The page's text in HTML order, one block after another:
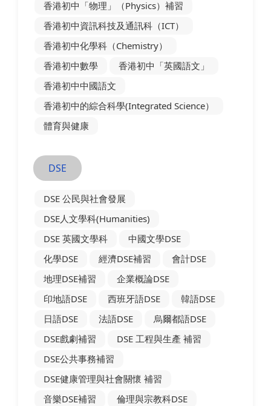
香港初中「物理」（Physics）補習
香港初中資訊科技及通訊科（ICT）
香港初中化學科（Chemistry）
香港初中數學
香港初中「英國語文」
香港初中中國語文
香港初中的綜合科學(Integrated Science）
體育與健康
DSE
DSE 公民與社會發展
DSE人文學科(Humanities)
DSE 英國文學科
中國文學DSE
化學DSE
經濟DSE補習
會計DSE
地理DSE補習
企業概論DSE
印地語DSE
西班牙語DSE
韓語DSE
日語DSE
法語DSE
烏爾都語DSE
DSE戲劇補習
DSE 工程與生產 補習
DSE公共事務補習
DSE健康管理與社會關懷 補習
音樂DSE補習
倫理與宗教科DSE